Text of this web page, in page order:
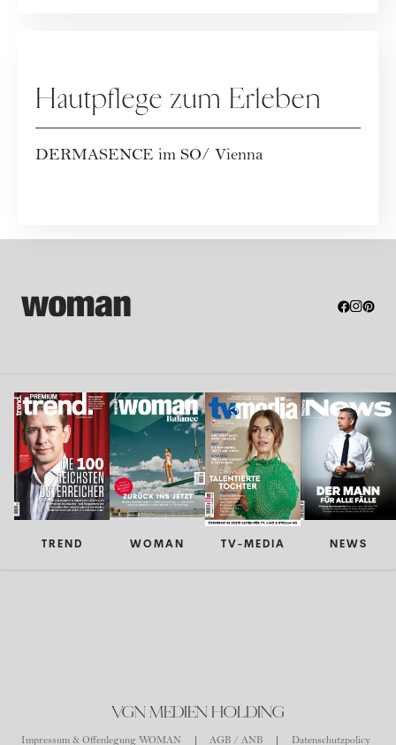
Hautpflege zum Erleben
DERMASENCE im SO/ Vienna
TREND WOMAN TV-MEDIA NEWS
VGN MEDIEN HOLDING
Impressum & Offenlegung WOMAN AGB / ANB Datenschutzpolicy